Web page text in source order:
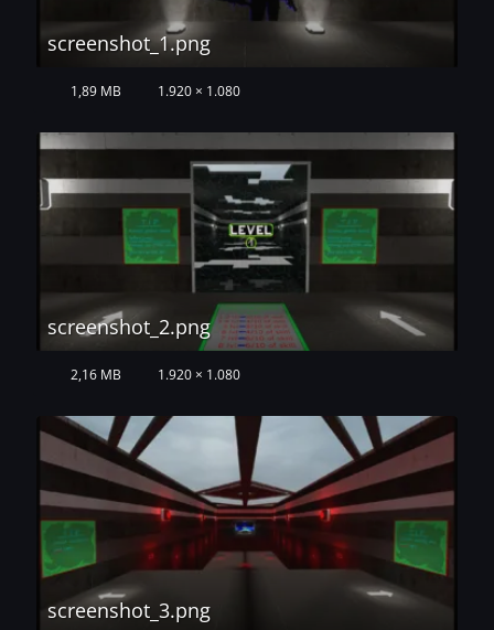
screenshot_1.png
1,89 MB 1.920 × 1.080
screenshot_2.png
2,16 MB 1.920 × 1.080
screenshot_3.png